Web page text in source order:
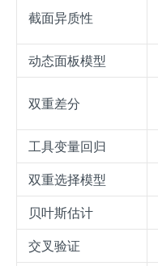
截面异质性
动态面板模型
双重差分
工具变量回归
双重选择模型
贝叶斯估计
交叉验证